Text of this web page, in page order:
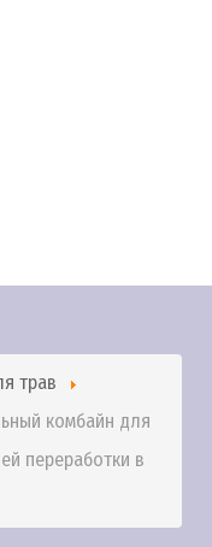
трав
комбайн для
переработки в